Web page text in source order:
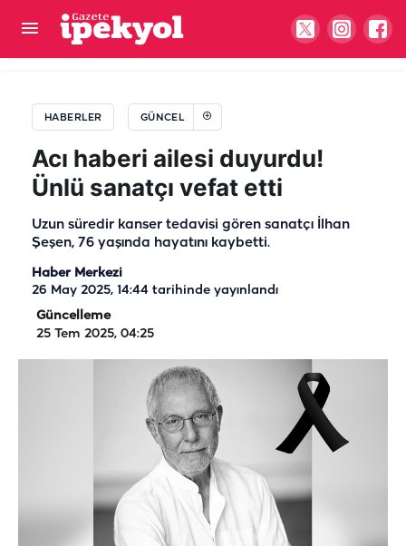
HABERLER GÜNCEL
Acı haberi ailesi duyurdu!
Ünlü sanatçı vefat etti
Uzun süredir kanser tedavisi gören sanatçı İlhan
Şeşen, 76 yaşında hayatını kaybetti.
Haber Merkezi
26 May 2025, 14:44 tarihinde yayınlandı
Güncelleme
25 Tem 2025, 04:25
Minik kız için seferberlik! Şanlıurfa vekili devreye